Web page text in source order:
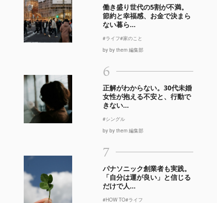
働き盛り世代の5割が不満。
節約と幸福感、お金で決まら
ない暮ら...
#ライフ#家のこと
by by them 編集部
6
正解がわからない。30代未婚
女性が抱える不安と、行動で
きない...
#シングル
by by them 編集部
7
パナソニック創業者も実践。
「自分は運が良い」と信じる
だけで人...
#HOW TO#ライフ